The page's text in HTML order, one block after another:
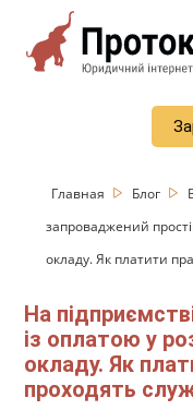
Главная Блог
запроваджений
окладу. Як платити
На
із оплатою у
окладу. Як
проходять